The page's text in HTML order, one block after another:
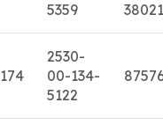
5359
174
2530-
00-134-
5122